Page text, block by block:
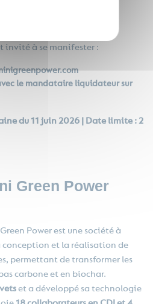
invité à se manifester :
le mandataire liquidateur sur
du 11 juin 2026 | Date limite : 2
Green Power
Power est une société à
conception et la réalisation de
permettant de transformer les
carbone et en biochar.
et a développé sa technologie